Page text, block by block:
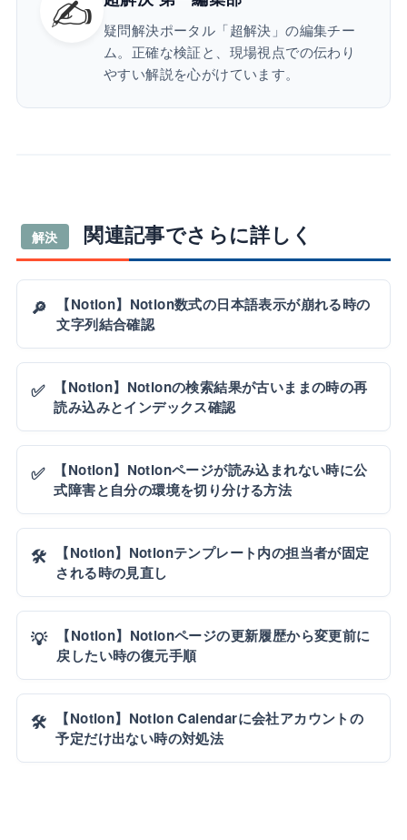
疑問解決ポータル「超解決」の編集チー
ム。正確な検証と、現場視点での伝わり
やすい解説を心がけています。
解決 関連記事でさらに詳しく
🔎
【Notion】Notion数式の日本語表示が崩れる時の
文字列結合確認
✅
【Notion】Notionの検索結果が古いままの時の再
読み込みとインデックス確認
✅
【Notion】Notionページが読み込まれない時に公
式障害と自分の環境を切り分ける方法
🛠️
【Notion】Notionテンプレート内の担当者が固定
される時の見直し
💡
【Notion】Notionページの更新履歴から変更前に
戻したい時の復元手順
🛠️
【Notion】Notion Calendarに会社アカウントの
予定だけ出ない時の対処法